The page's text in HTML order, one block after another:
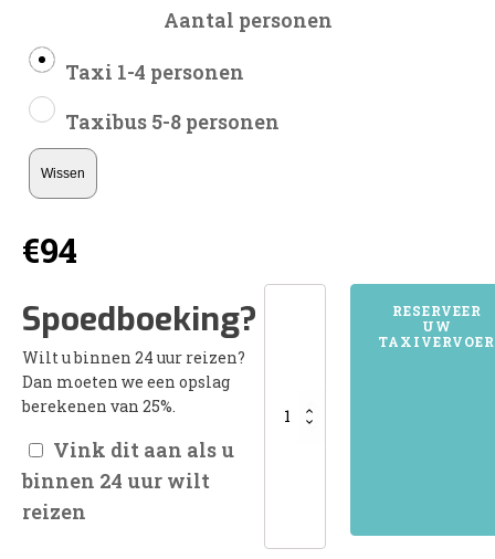
Aantal personen
Taxi 1-4 personen
Taxibus 5-8 personen
Wissen
€94
Spoedboeking?
Wilt u binnen 24 uur reizen?
Dan moeten we een opslag
berekenen van 25%.
Vink dit aan als u
binnen 24 uur wilt
reizen
1816ALKMAARRESERVEER
UW
TAXIVERVOER